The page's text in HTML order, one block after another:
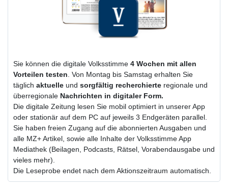
Sie können die digitale Volksstimme 4 Wochen mit allen
Vorteilen testen . Von Montag bis Samstag erhalten Sie
täglich aktuelle und sorgfältig recherchierte regionale und
überregionale Nachrichten in digitaler Form.
Die digitale Zeitung lesen Sie mobil optimiert in unserer App
oder stationär auf dem PC auf jeweils 3 Endgeräten parallel.
Sie haben freien Zugang auf die abonnierten Ausgaben und
alle MZ+ Artikel, sowie alle Inhalte der Volksstimme App
Mediathek (Beilagen, Podcasts, Rätsel, Vorabendausgabe und
vieles mehr).
Die Leseprobe endet nach dem Aktionszeitraum automatisch.